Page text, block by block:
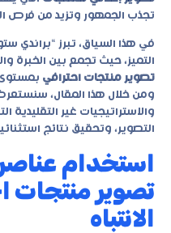
تجذب الجمهور وتزيد من فرص
في هذا السياق، تبرز “براندي
التميز، حيث تجمع بين الخبرة
تصوير منتجات احترافي بمستوى
ومن خلال هذا المقال،
والاستراتيجيات غير
التصوير، وتحقيق نتائج
استخدام
تصوير منتجات
الانتباه